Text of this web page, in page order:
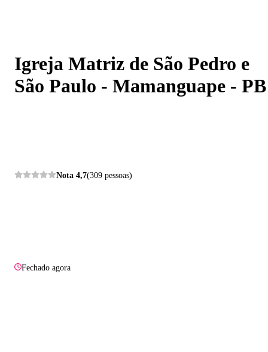
Igreja Matriz de São Pedro e
São Paulo - Mamanguape - PB
Nota 4,7(309 pessoas)
Fechado agora